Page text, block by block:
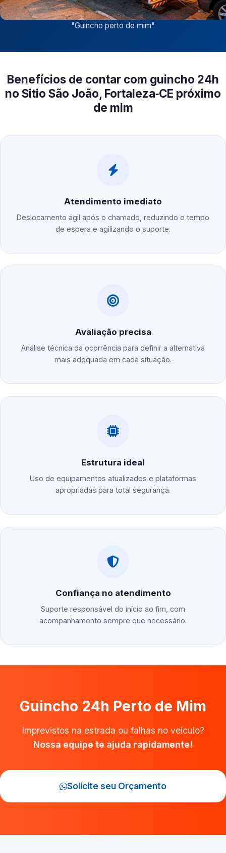
"Guincho perto de mim"
Benefícios de contar com guincho 24h
no Sitio São João, Fortaleza‑CE próximo
de mim
Atendimento imediato
Deslocamento ágil após o chamado, reduzindo o tempo
de espera e agilizando o suporte.
Avaliação precisa
Análise técnica da ocorrência para definir a alternativa
mais adequada em cada situação.
Estrutura ideal
Uso de equipamentos atualizados e plataformas
apropriadas para total segurança.
Confiança no atendimento
Suporte responsável do início ao fim, com
acompanhamento sempre que necessário.
Guincho 24h Perto de Mim
Imprevistos na estrada ou falhas no veículo?
Nossa equipe te ajuda rapidamente!
Solicite seu Orçamento